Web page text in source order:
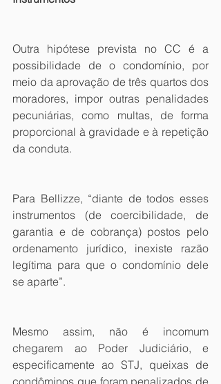
Outra hipótese prevista no CC é a
possibilidade de o condomínio, por
meio da aprovação de três quartos dos
moradores, impor outras penalidades
pecuniárias, como multas, de forma
proporcional à gravidade e à repetição
da conduta.
Para Bellizze, “diante de todos esses
instrumentos (de coercibilidade, de
garantia e de cobrança) postos pelo
ordenamento jurídico, inexiste razão
legítima para que o condomínio dele
se aparte”.
Mesmo assim, não é incomum
chegarem ao Poder Judiciário, e
especificamente ao STJ, queixas de
condôminos que foram penalizados de